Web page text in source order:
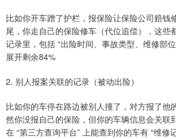
比如你开车蹭了护栏，报保险让保险公司赔钱
尾，你走自己的保险修车（代位追偿），这些
记录里，包括 “出险时间、事故类型、维修部位
展开剩余84%
2. 别人报案关联的记录（被动出险）
比如你的车停在路边被别人撞了，对方报了他
然你没报自己的保险，但你的车辆信息会关联
在 “第三方查询平台” 上能查到你的车有 “维修记